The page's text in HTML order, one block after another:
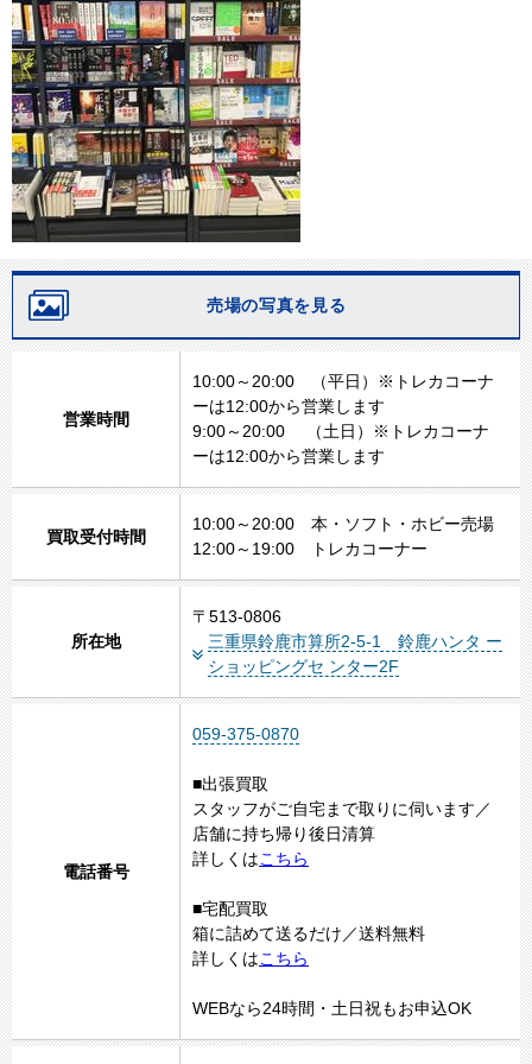
売場の写真を見る
営業時間
10:00～20:00 （平日）※トレカコーナ
ーは12:00から営業します
9:00～20:00 （土日）※トレカコーナ
ーは12:00から営業します
買取受付時間
10:00～20:00 本・ソフト・ホビー売場
12:00～19:00 トレカコーナー
所在地
〒513-0806
三重県鈴鹿市算所2-5-1 鈴鹿ハンタ ー
ショッピングセ ンター2F
電話番号
059-375-0870
■出張買取
スタッフがご自宅まで取りに伺います／
店舗に持ち帰り後日清算
詳しくはこちら
■宅配買取
箱に詰めて送るだけ／送料無料
詳しくはこちら
WEBなら24時間・土日祝もお申込OK